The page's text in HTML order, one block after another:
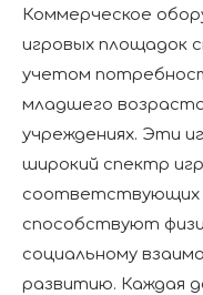
Коммерческое
игровых площадок
учетом
младшего
учреждениях. Эти
широкий спектр
соответствующих
способствуют
социальному
развитию. Каждая